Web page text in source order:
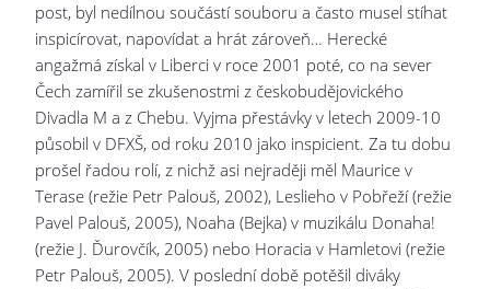
post, byl nedílnou součástí souboru a často musel stíhat
inspicírovat, napovídat a hrát zároveň… Herecké
angažmá získal v Liberci v roce 2001 poté, co na sever
Čech zamířil se zkušenostmi z českobudějovického
Divadla M a z Chebu. Vyjma přestávky v letech 2009-10
působil v DFXŠ, od roku 2010 jako inspicient. Za tu dobu
prošel řadou rolí, z nichž asi nejraději měl Maurice v
Terase (režie Petr Palouš, 2002), Leslieho v Pobřeží (režie
Pavel Palouš, 2005), Noaha (Bejka) v muzikálu Donaha!
(režie J. Ďurovčík, 2005) nebo Horacia v Hamletovi (režie
Petr Palouš, 2005). V poslední době potěšil diváky